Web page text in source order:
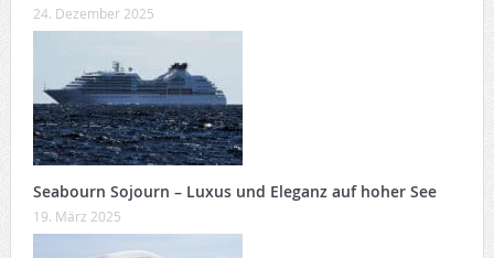
24. Dezember 2025
Seabourn Sojourn – Luxus und Eleganz auf hoher See
19. März 2025